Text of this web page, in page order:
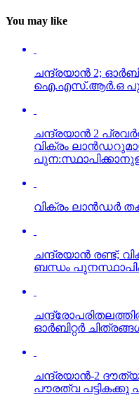
You may like
ചന്ദ്രയാന്‍ 2;
ഐ.എസ്.ആര്‍.ഒ
ചന്ദ്രയാന്‍ 2
വിക്രം
വിക്രം ലാന്‍ഡര്‍
ചന്ദ്രയാന്‍ രണ്ട്;
ബന്ധം
ഓര്‍ബിറ്റര്‍
ചന്ദ്രയാന്‍-2
പൗരത്വ പട്ടികക്കു